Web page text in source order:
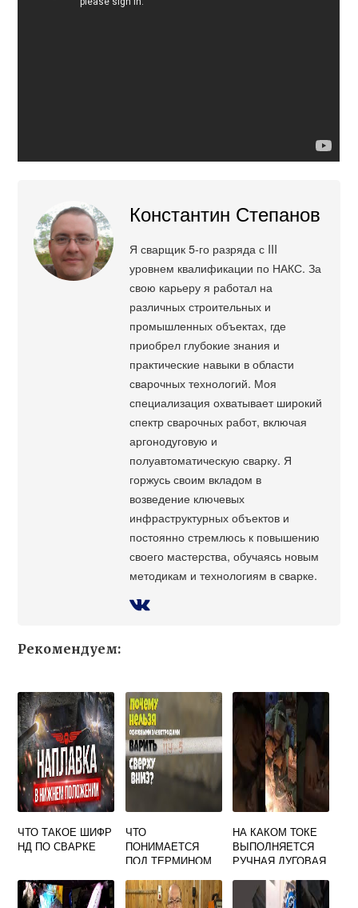
Константин Степанов
Я сварщик 5-го разряда с III
уровнем квалификации по НАКС. За
свою карьеру я работал на
различных строительных и
промышленных объектах, где
приобрел глубокие знания и
практические навыки в области
сварочных технологий. Моя
специализация охватывает широкий
спектр сварочных работ, включая
аргонодуговую и
полуавтоматическую сварку. Я
горжусь своим вкладом в
возведение ключевых
инфраструктурных объектов и
постоянно стремлюсь к повышению
своего мастерства, обучаясь новым
методикам и технологиям в сварке.
Рекомендуем:
ЧТО ТАКОЕ ШИФР
НД ПО СВАРКЕ
ЧТО
ПОНИМАЕТСЯ
ПОД ТЕРМИНОМ
НЫЕ УСТАНОВКИ
СОГЛАСНО
НА КАКОМ ТОКЕ
ВЫПОЛНЯЕТСЯ
РУЧНАЯ ДУГОВАЯ
МЕТАЛЛОКОНСТР
УКЦИЙ